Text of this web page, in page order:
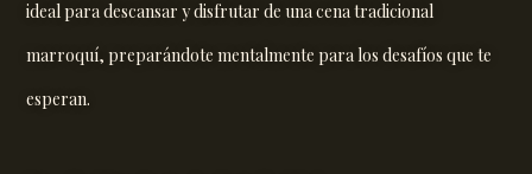
ideal para descansar y disfrutar de una cena tradicional
marroquí, preparándote mentalmente para los desafíos que te
esperan.